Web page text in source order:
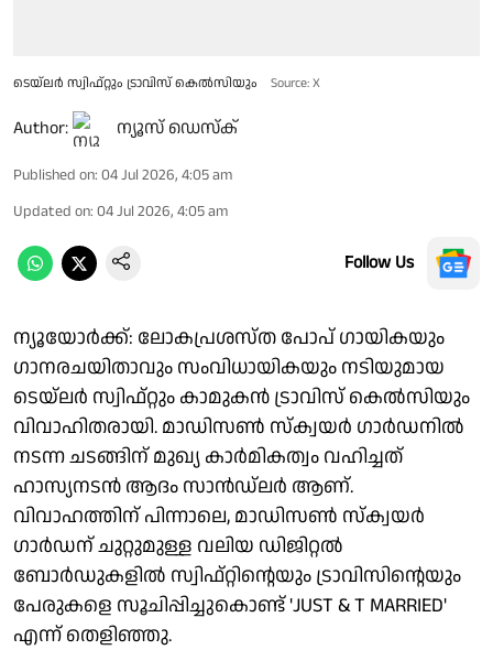
ടെയ്‌ലർ സ്വിഫ്റ്റും ട്രാവിസ് കെല്‍സിയും Source: X
Author: ന്യൂസ് ഡെസ്ക്
Published on: 04 Jul 2026, 4:05 am
Updated on: 04 Jul 2026, 4:05 am
Follow Us
ന്യൂയോർക്ക്: ലോകപ്രശസ്ത പോപ് ഗായികയും
ഗാനരചയിതാവും സംവിധായികയും നടിയുമായ
ടെയ്‌ലർ സ്വിഫ്റ്റും കാമുകൻ ട്രാവിസ് കെല്‍സിയും
വിവാഹിതരായി. മാഡിസൺ സ്ക്വയർ ഗാർഡനിൽ
നടന്ന ചടങ്ങിന് മുഖ്യ കാർമികത്വം വഹിച്ചത്
ഹാസ്യനടൻ ആദം സാൻഡ്‌ലർ ആണ്.
വിവാഹത്തിന് പിന്നാലെ, മാഡിസൺ സ്ക്വയർ
ഗാർഡന് ചുറ്റുമുള്ള വലിയ ഡിജിറ്റൽ
ബോർഡുകളിൽ സ്വിഫ്റ്റിന്റെയും ട്രാവിസിന്റെയും
പേരുകളെ സൂചിപ്പിച്ചുകൊണ്ട് 'JUST & T MARRIED'
എന്ന് തെളിഞ്ഞു.